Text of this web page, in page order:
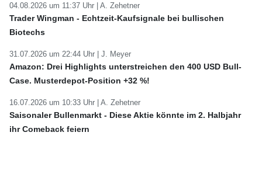
04.08.2026 um 11:37 Uhr | A. Zehetner
Trader Wingman - Echtzeit-Kaufsignale bei bullischen
Biotechs
31.07.2026 um 22:44 Uhr | J. Meyer
Amazon: Drei Highlights unterstreichen den 400 USD Bull-
Case. Musterdepot-Position +32 %!
16.07.2026 um 10:33 Uhr | A. Zehetner
Saisonaler Bullenmarkt - Diese Aktie könnte im 2. Halbjahr
ihr Comeback feiern